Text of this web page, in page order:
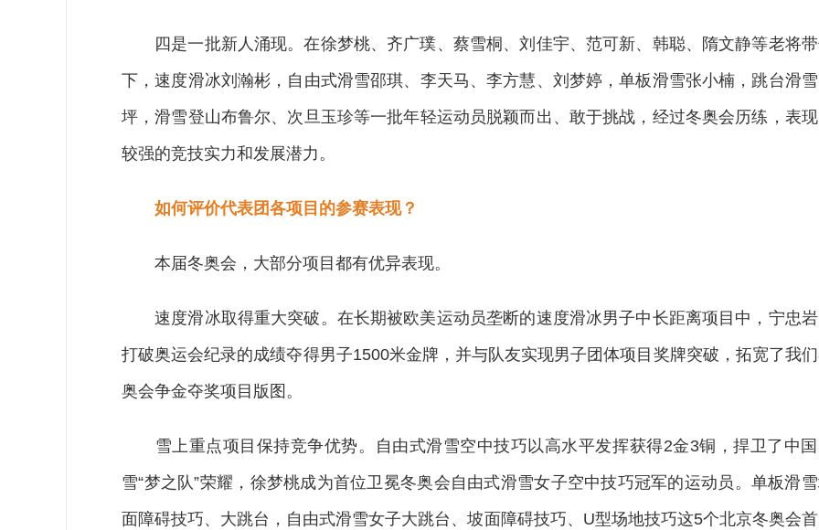
四是一批新人涌现。在徐梦桃、齐广璞、蔡雪桐、刘佳宇、范可新、韩聪、隋文静等老将
下，速度滑冰刘瀚彬，自由式滑雪邵琪、李天马、李方慧、刘梦婷，单板滑雪张小楠，跳台滑
坪，滑雪登山布鲁尔、次旦玉珍等一批年轻运动员脱颖而出、敢于挑战，经过冬奥会历练，表
较强的竞技实力和发展潜力。
如何评价代表团各项目的参赛表现？
本届冬奥会，大部分项目都有优异表现。
速度滑冰取得重大突破。在长期被欧美运动员垄断的速度滑冰男子中长距离项目中，宁忠
打破奥运会纪录的成绩夺得男子1500米金牌，并与队友实现男子团体项目奖牌突破，拓宽了我
奥会争金夺奖项目版图。
雪上重点项目保持竞争优势。自由式滑雪空中技巧以高水平发挥获得2金3铜，捍卫了中
雪“梦之队”荣耀，徐梦桃成为首位卫冕冬奥会自由式滑雪女子空中技巧冠军的运动员。单板滑
面障碍技巧、大跳台，自由式滑雪女子大跳台、坡面障碍技巧、U型场地技巧这5个北京冬奥会